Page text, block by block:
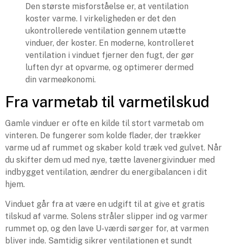
Den største misforståelse er, at ventilation
koster varme. I virkeligheden er det den
ukontrollerede ventilation gennem utætte
vinduer, der koster. En moderne, kontrolleret
ventilation i vinduet fjerner den fugt, der gør
luften dyr at opvarme, og optimerer dermed
din varmeøkonomi.
Fra varmetab til varmetilskud
Gamle vinduer er ofte en kilde til stort varmetab om
vinteren. De fungerer som kolde flader, der trækker
varme ud af rummet og skaber kold træk ved gulvet. Når
du skifter dem ud med nye, tætte lavenergivinduer med
indbygget ventilation, ændrer du energibalancen i dit
hjem.
Vinduet går fra at være en udgift til at give et gratis
tilskud af varme. Solens stråler slipper ind og varmer
rummet op, og den lave U-værdi sørger for, at varmen
bliver inde. Samtidig sikrer ventilationen et sundt